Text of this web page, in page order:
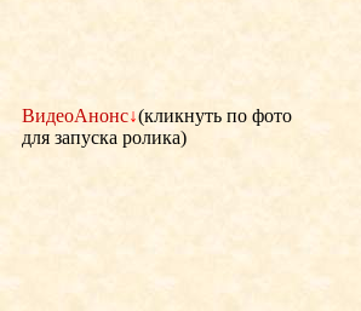
ВидеоАнонс↓(кликнуть по фото
для запуска ролика)